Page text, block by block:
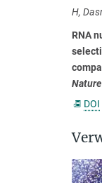
H,
RNA
Nature
DOI